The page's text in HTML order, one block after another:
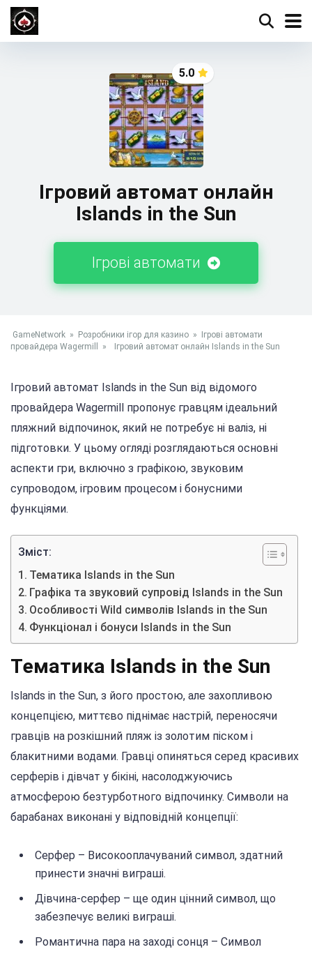
5.0
Ігровий автомат онлайн
Islands in the Sun
Ігрові автомати
GameNetwork » Розробники ігор для казино »
Ігрові автомати
провайдера Wagermill
» Ігровий автомат онлайн Islands in the Sun
Ігровий автомат Islands in the Sun від відомого
провайдера Wagermill пропонує гравцям ідеальний
пляжний відпочинок, який не потребує ні валіз, ні
підготовки. У цьому огляді розглядаються основні
аспекти гри, включно з графікою, звуковим
супроводом, ігровим процесом і бонусними
функціями.
Зміст:
Тематика Islands in the Sun
Графіка та звуковий супровід Islands in the Sun
Особливості Wild символів Islands in the Sun
Функціонал і бонуси Islands in the Sun
Тематика Islands in the Sun
Islands in the Sun, з його простою, але захопливою
концепцією, миттєво піднімає настрій, переносячи
гравців на розкішний пляж із золотим піском і
блакитними водами. Гравці опиняться серед красивих
серферів і дівчат у бікіні, насолоджуючись
атмосферою безтурботного відпочинку. Символи на
барабанах виконані у відповідній концепції:
Серфер – Високооплачуваний символ, здатний
принести значні виграші.
Дівчина-серфер – ще один цінний символ, що
забезпечує великі виграші.
Романтична пара на заході сонця – Символ